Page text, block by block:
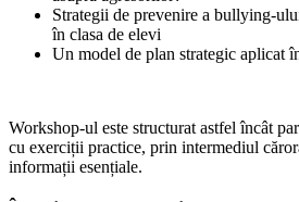
Strategii de prevenire a bullying-
în clasa de elevi
Un model de plan strategic aplicat
Workshop-ul este structurat astfel încât
cu exerciții practice, prin intermediul
informații esențiale.